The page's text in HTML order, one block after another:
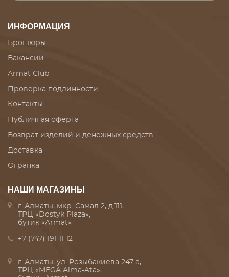
ИНФОРМАЦИЯ
Брошюры
Вакансии
Armat Club
Проверка подлинности
Контакты
Публичная оферта
Возврат изделий и денежных средств
Доставка
Огранка
НАШИ МАГАЗИНЫ
г. Алматы, мкр. Самал 2, д.111,
ТРЦ «Dostyk Plaza»,
бутик «Armat»
+7 (747) 191 11 12
г. Алматы, ул. Розыбакиева 247 а,
ТРЦ «MEGA Alma-Ata»,